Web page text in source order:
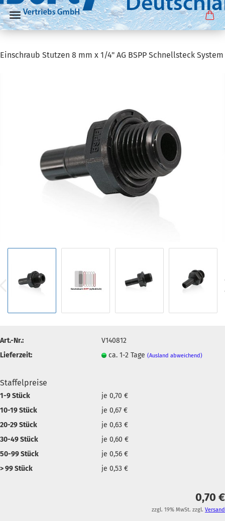
Einschraub Stutzen 8 mm x 1/4" AG BSPP Schnellsteck System
Art.-Nr.:
V140812
Lieferzeit:
ca. 1-2 Tage (Ausland abweichend)
Staffelpreise
1-9 Stück
je 0,70 €
10-19 Stück
je 0,67 €
20-29 Stück
je 0,63 €
30-49 Stück
je 0,60 €
50-99 Stück
je 0,56 €
> 99 Stück
je 0,53 €
0,70 €
zzgl. 19% MwSt. zzgl. Versand